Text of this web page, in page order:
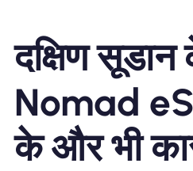
दक्षिण
Nomad
के और भी